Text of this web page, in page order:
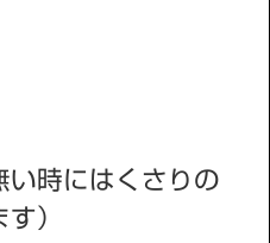
はくさりの
）